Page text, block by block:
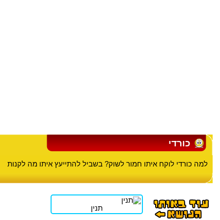
כורדי
למה כורדי לוקח איתו חמור לשוק? בשביל להתייעץ איתו מה לקנות
תנין